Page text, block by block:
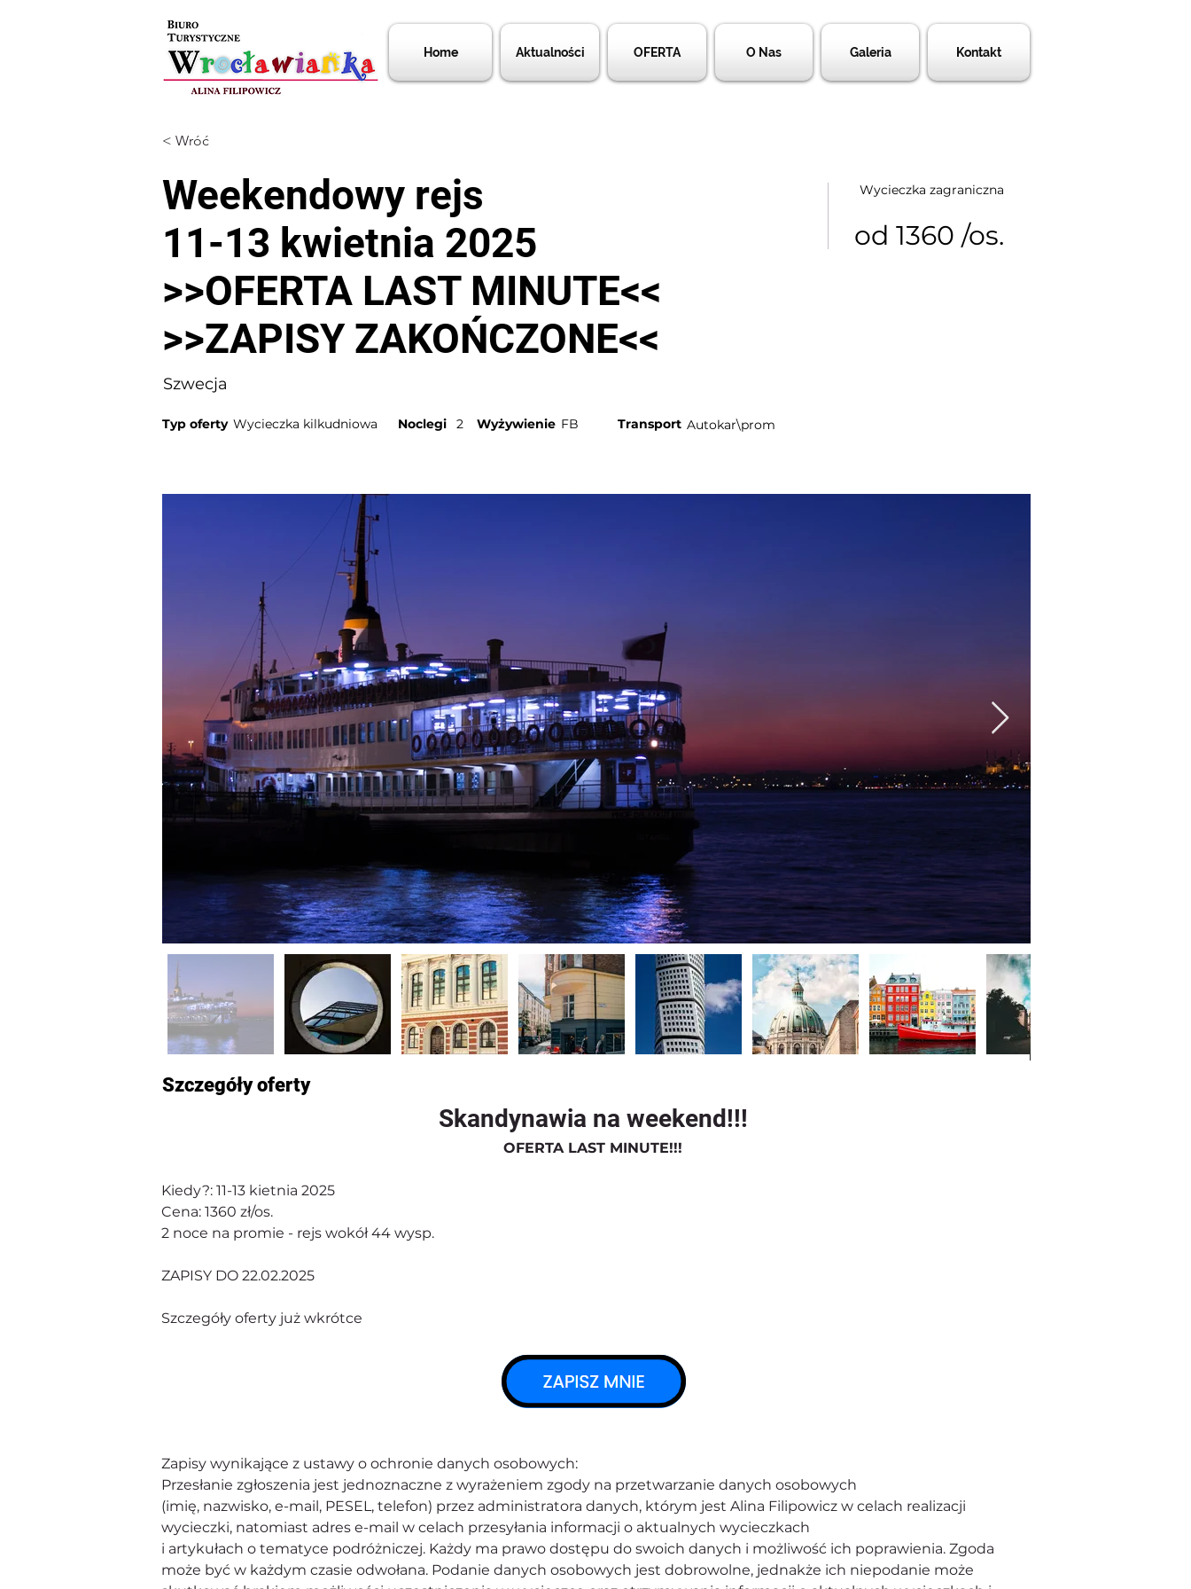
Home Aktualności OFERTA O Nas Galeria Kontakt
< Wróć
Weekendowy rejs
11-13 kwietnia 2025
>>OFERTA LAST MINUTE<<
>>ZAPISY ZAKOŃCZONE<<
Szwecja
Wycieczka zagraniczna
od 1360 /os.
Typ oferty Wycieczka kilkudniowa Noclegi 2 Wyżywienie FB Transport Autokar\prom
Szczegóły oferty
Skandynawia na weekend!!!
OFERTA LAST MINUTE!!!
Kiedy?: 11-13 kietnia 2025
Cena: 1360 zł/os.
2 noce na promie - rejs wokół 44 wysp.
ZAPISY DO 22.02.2025
Szczegóły oferty już wkrótce
Zapisy wynikające z ustawy o ochronie danych osobowych:
Przesłanie zgłoszenia jest jednoznaczne z wyrażeniem zgody na przetwarzanie danych osobowych
(imię, nazwisko, e-mail, PESEL, telefon) przez administratora danych, którym jest Alina Filipowicz w celach realizacji
wycieczki, natomiast adres e-mail w celach przesyłania informacji o aktualnych wycieczkach
i artykułach o tematyce podróżniczej. Każdy ma prawo dostępu do swoich danych i możliwość ich poprawienia. Zgoda
może być w każdym czasie odwołana. Podanie danych osobowych jest dobrowolne, jednakże ich niepodanie może